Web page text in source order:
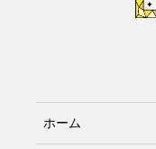
ホーム